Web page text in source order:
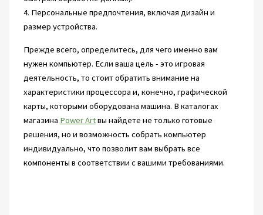
4. Персональные предпочтения, включая дизайн и
размер устройства.
Прежде всего, определитесь, для чего именно вам
нужен компьютер. Если ваша цель - это игровая
деятельность, то стоит обратить внимание на
характеристики процессора и, конечно, графической
карты, которыми оборудована машина. В каталогах
магазина Power Artвы найдете не только готовые
решения, но и возможность собрать компьютер
индивидуально, что позволит вам выбрать все
компоненты в соответствии с вашими требованиями.